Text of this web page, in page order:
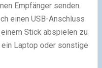
Empfänger senden.
einen USB-Anschluss
Stick abspielen zu
Laptop oder sonstige